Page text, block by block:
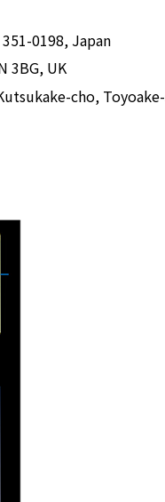
0198, Japan
3BG, UK
cho,